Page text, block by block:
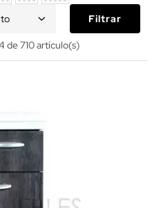
Filtrar
de 710 artículo(s)